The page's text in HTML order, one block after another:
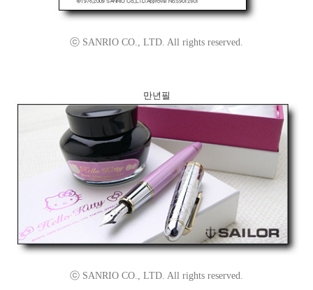
ⓒ SANRIO CO., LTD. All rights reserved.
만년필
ⓒ SANRIO CO., LTD. All rights reserved.